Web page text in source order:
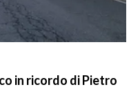
in ricordo di Pietro